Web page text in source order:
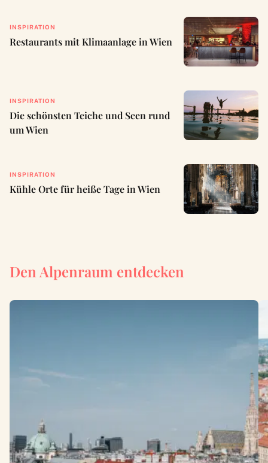
INSPIRATION
Restaurants mit Klimaanlage in Wien
INSPIRATION
Die schönsten Teiche und Seen rund
um Wien
INSPIRATION
Kühle Orte für heiße Tage in Wien
Den Alpenraum entdecken